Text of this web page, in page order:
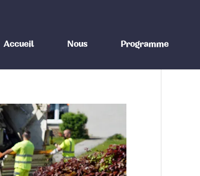
Accueil Nous Programme